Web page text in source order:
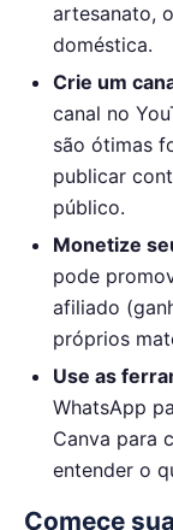
artesanato,
doméstica.
Crie um
canal no
são ótimas
publicar
público.
Monetize
pode
afiliado
próprios
Use as
WhatsApp
Canva para
entender o
Comece